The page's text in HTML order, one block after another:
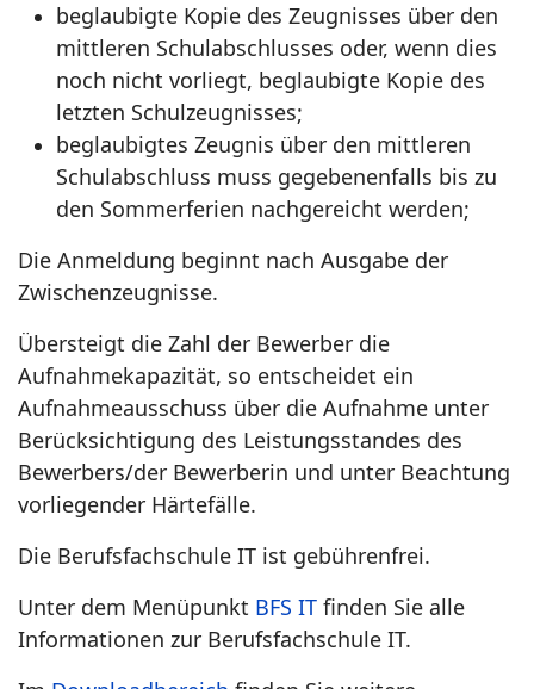
beglaubigte Kopie des Zeugnisses über den
mittleren Schulabschlusses oder, wenn dies
noch nicht vorliegt, beglaubigte Kopie des
letzten Schulzeugnisses;
beglaubigtes Zeugnis über den mittleren
Schulabschluss muss gegebenenfalls bis zu
den Sommerferien nachgereicht werden;
Die Anmeldung beginnt nach Ausgabe der
Zwischenzeugnisse.
Übersteigt die Zahl der Bewerber die
Aufnahmekapazität, so entscheidet ein
Aufnahmeausschuss über die Aufnahme unter
Berücksichtigung des Leistungsstandes des
Bewerbers/der Bewerberin und unter Beachtung
vorliegender Härtefälle.
Die Berufsfachschule IT ist gebührenfrei.
Unter dem Menüpunkt BFS IT finden Sie alle
Informationen zur Berufsfachschule IT.